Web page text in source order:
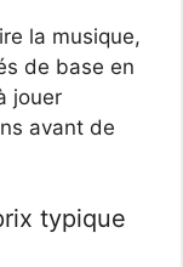
la musique,
de base en
jouer
avant de
typique